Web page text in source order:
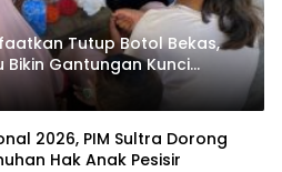
Tutup Botol Bekas,
Bikin Gantungan Kunci
2026, PIM Sultra Dorong
Hak Anak Pesisir